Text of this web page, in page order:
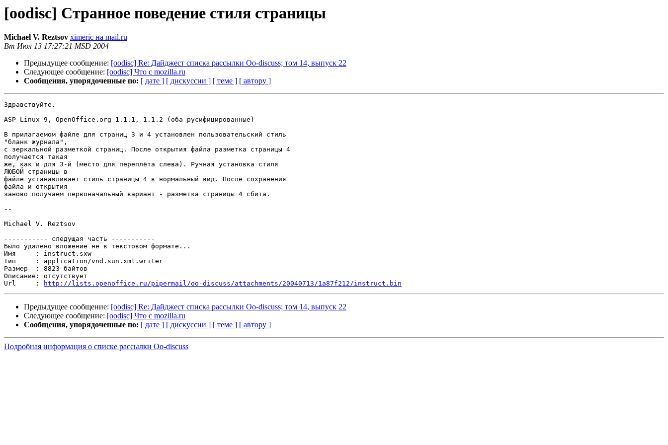
[oodisc] Странное поведение стиля страницы
Michael V. Reztsov ximeric на mail.ru
Вт Июл 13 17:27:21 MSD 2004
Предыдущее сообщение: [oodisc] Re: Дайджест списка рассылки Oo-discuss; том 14, выпуск 22
Следующее сообщение: [oodisc] Что с mozilla.ru
Сообщения, упорядоченные по: [ дате ] [ дискуссии ] [ теме ] [ автору ]
Здравствуйте.
ASP Linux 9, OpenOffice.org 1.1.1, 1.1.2 (оба русифицированные)
В прилагаемом файле для страниц 3 и 4 установлен пользовательский стиль
"бланк журнала",
с зеркальной разметкой страниц. После открытия файла разметка страницы 4
получается такая
же, как и для 3-й (место для переплёта слева). Ручная установка стиля
ЛЮБОЙ страницы в
файле устанавливает стиль страницы 4 в нормальный вид. После сохранения
файла и открытия
заново получаем первоначальный вариант - разметка страницы 4 сбита.
--
Michael V. Reztsov
----------- следущая часть -----------
Было удалено вложение не в текстовом формате...
Имя     : instruct.sxw
Тип     : application/vnd.sun.xml.writer
Размер  : 8823 байтов
Описание: отсутствует
Url     :
http://lists.openoffice.ru/pipermail/oo-discuss/attachments/20040713/1a87f212/instruct.bin
Предыдущее сообщение: [oodisc] Re: Дайджест списка рассылки Oo-discuss; том 14, выпуск 22
Следующее сообщение: [oodisc] Что с mozilla.ru
Сообщения, упорядоченные по: [ дате ] [ дискуссии ] [ теме ] [ автору ]
Подробная информация о списке рассылки Oo-discuss